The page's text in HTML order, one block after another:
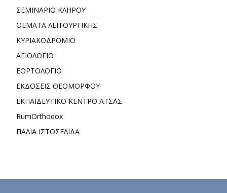
ΣΕΜΙΝΑΡΙΟ ΚΛΗΡΟΥ
ΘΕΜΑΤΑ ΛΕΙΤΟΥΡΓΙΚΗΣ
ΚΥΡΙΑΚΟΔΡΟΜΙΟ
ΑΓΙΟΛΟΓΙΟ
ΕΟΡΤΟΛΟΓΙΟ
ΕΚΔΟΣΕΙΣ ΘΕΟΜΟΡΦΟΥ
ΕΚΠΑΙΔΕΥΤΙΚΟ ΚΕΝΤΡΟ ΑΤΣΑΣ
RumOrthodox
ΠΑΛΙΑ ΙΣΤΟΣΕΛΙΔΑ